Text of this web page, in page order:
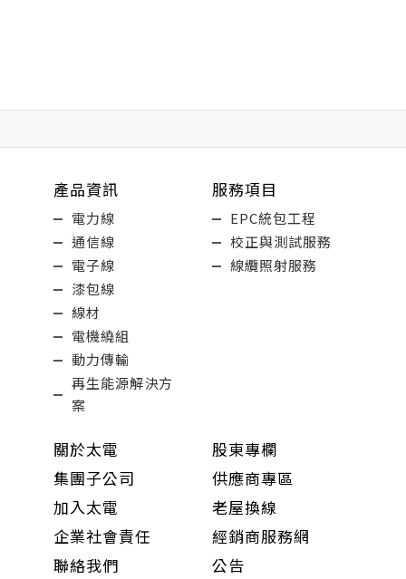
產品資訊
電力線
通信線
電子線
漆包線
線材
電機繞組
動力傳輸
再生能源解決方
案
服務項目
EPC統包工程
校正與測試服務
線纜照射服務
關於太電
集團子公司
加入太電
企業社會責任
聯絡我們
股東專欄
供應商專區
老屋換線
經銷商服務網
公告